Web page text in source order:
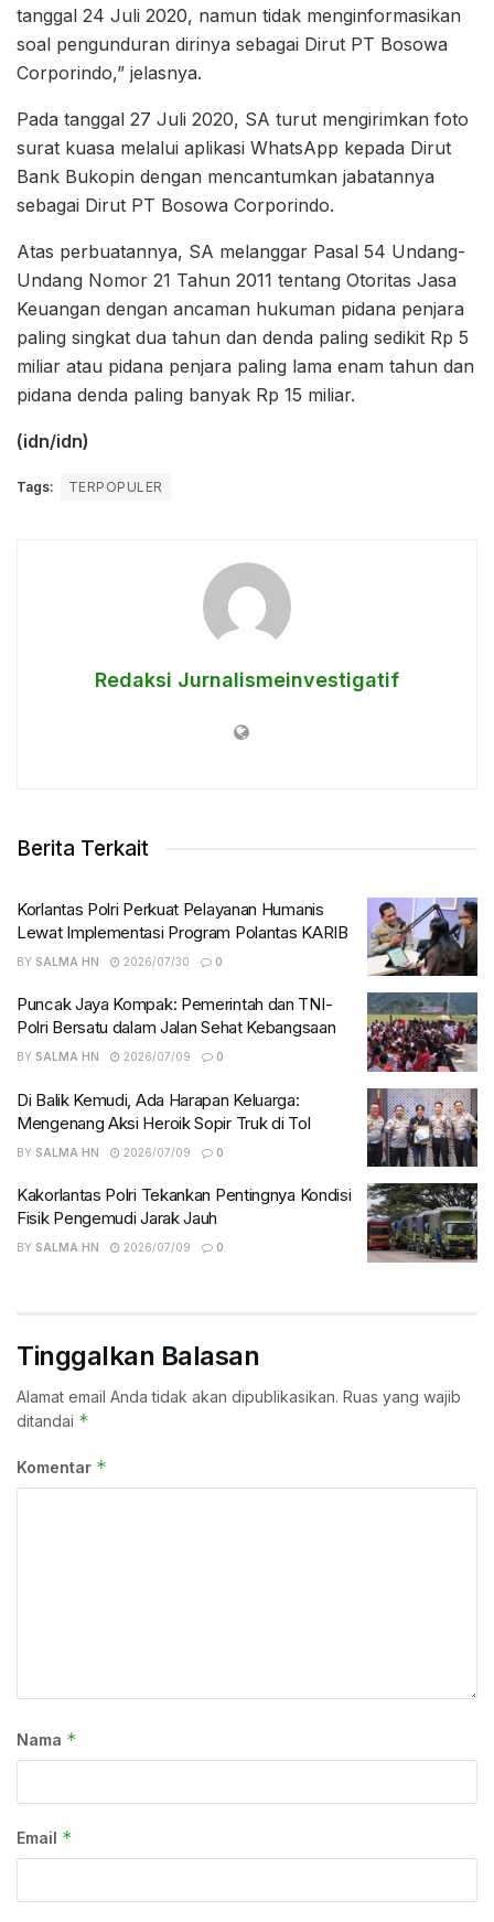
tanggal 24 Juli 2020, namun tidak menginformasikan
soal pengunduran dirinya sebagai Dirut PT Bosowa
Corporindo,” jelasnya.
Pada tanggal 27 Juli 2020, SA turut mengirimkan foto
surat kuasa melalui aplikasi WhatsApp kepada Dirut
Bank Bukopin dengan mencantumkan jabatannya
sebagai Dirut PT Bosowa Corporindo.
Atas perbuatannya, SA melanggar Pasal 54 Undang-
Undang Nomor 21 Tahun 2011 tentang Otoritas Jasa
Keuangan dengan ancaman hukuman pidana penjara
paling singkat dua tahun dan denda paling sedikit Rp 5
miliar atau pidana penjara paling lama enam tahun dan
pidana denda paling banyak Rp 15 miliar.
(idn/idn)
Tags: TERPOPULER
Redaksi Jurnalismeinvestigatif
Berita Terkait
Korlantas Polri Perkuat Pelayanan Humanis
Lewat Implementasi Program Polantas KARIB
BY SALMA HN 2026/07/30 0
Puncak Jaya Kompak: Pemerintah dan TNI-
Polri Bersatu dalam Jalan Sehat Kebangsaan
BY SALMA HN 2026/07/09 0
Di Balik Kemudi, Ada Harapan Keluarga:
Mengenang Aksi Heroik Sopir Truk di Tol
BY SALMA HN 2026/07/09 0
Kakorlantas Polri Tekankan Pentingnya Kondisi
Fisik Pengemudi Jarak Jauh
BY SALMA HN 2026/07/09 0
Tinggalkan Balasan
Alamat email Anda tidak akan dipublikasikan. Ruas yang wajib
ditandai *
Komentar *
Nama *
Email *